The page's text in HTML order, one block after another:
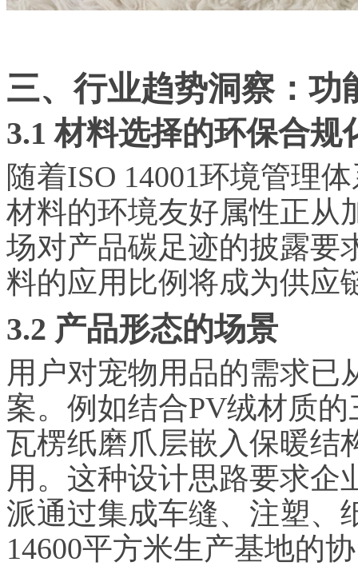
三、行业趋势洞察：功
3.1 材料选择的环保合规
随着ISO 14001环境管理
材料的环境友好属性正从
场对产品碳足迹的披露要
料的应用比例将成为供应
3.2 产品形态的场景
用户对宠物用品的需求已
案。例如结合PV绒材质
瓦楞纸磨爪层嵌入保暖结
用。这种设计思路要求
派通过集成车缝、注塑、
14600平方米生产基地的